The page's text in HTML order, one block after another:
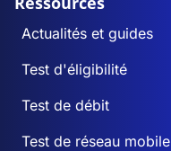
Actualités et guides
Test d'éligibilité
Test de débit
Test de réseau mobile